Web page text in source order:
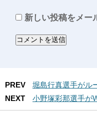
新しい投稿をメー
PREV
堀島行真選手がル
NEXT
小野塚彩那選手が